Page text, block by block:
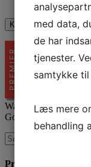
Waimea er certificeret
Google AdWords
Produkter & Services
med data,
de har
tjenester.
samtykke
Læs mere
behandling